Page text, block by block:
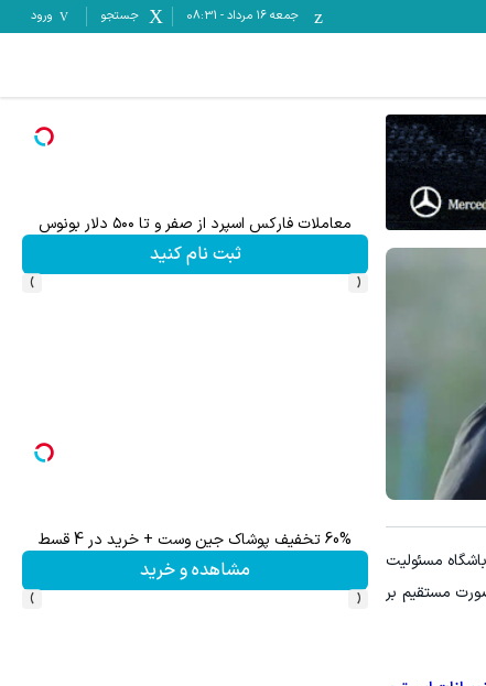
جمعه ۱۶ مرداد -
08:31 جستجو ورود
مسئولیت
مستقیم بر
معاملات فارکس اسپرد از صفر و تا ۵۰۰ دلار بونوس
ثبت نام کنید
‹
›
60% تخفیف پوشاک جین وست + خرید در 4 قسط
مشاهده و خرید
‹
›